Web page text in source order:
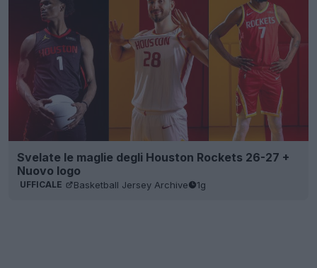
Svelate le maglie degli Houston Rockets 26-27 +
Nuovo logo
UFFICALE Basketball Jersey Archive 1g